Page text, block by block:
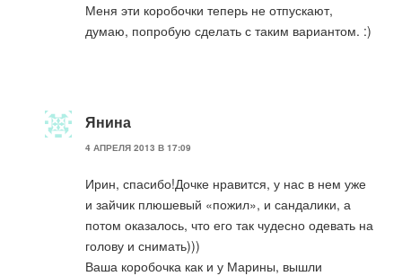
Меня эти коробочки теперь не отпускают,
думаю, попробую сделать с таким вариантом. :)
Янина
4 АПРЕЛЯ 2013 В 17:09
Ирин, спасибо!Дочке нравится, у нас в нем уже
и зайчик плюшевый «пожил», и сандалики, а
потом оказалось, что его так чудесно одевать на
голову и снимать)))
Ваша коробочка как и у Марины, вышли